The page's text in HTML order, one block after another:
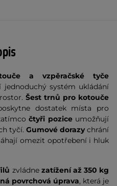
a vzpěračské tyče
jednoduchý systém ukládání
Šest trnů pro kotouče
dostatek místa pro
čtyři poziceumožňují
tyčí. Gumové dorazychrání
omezit opotřebení i hluk
zvládnezatížení až 350 kg
povrchová úprava, která je